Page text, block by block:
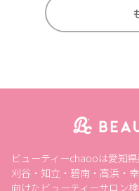
ビューティーchaooは愛知
刈谷・知立・碧南・高浜・
向けたビューティーサロン検